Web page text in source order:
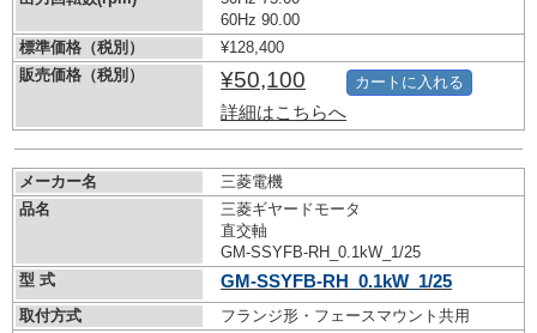
60Hz 90.00
標準価格（税別）
¥128,400
販売価格（税別）
¥50,100
詳細はこちらへ
カートに入れる
メーカー名
三菱電機
品名
三菱ギヤードモータ
直交軸
GM-SSYFB-RH_0.1kW_1/25
型 式
GM-SSYFB-RH_0.1kW_1/25
取付方式
フランジ形・フェースマウント共用